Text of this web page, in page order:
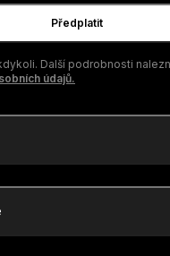
Předplatit
Další podrobnosti
údajů.